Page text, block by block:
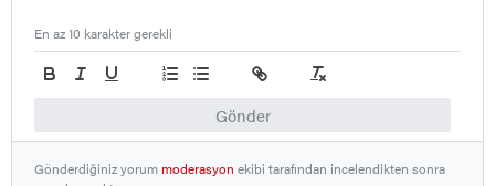
Gönder
En az 10 karakter gerekli
Gönderdiğiniz yorummoderasyon ekibi tarafından incelendikten sonra